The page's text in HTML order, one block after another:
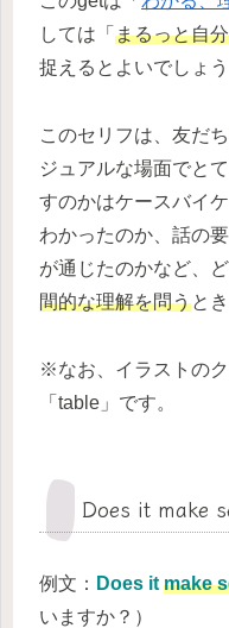
しては「 まるっと自
捉えるとよいでしょう
このセリフは、友だ
ジュアルな場面でと
すのかはケースバイ
わかったのか、話の
が通じたのかなど、
間的な理解を問うと
※なお、イラストの
「table」です。
Does it make
例文： Does it make
いますか？）